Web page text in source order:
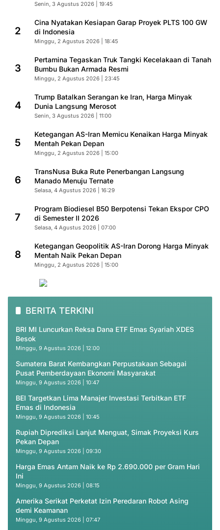
Senin, 3 Agustus 2026 | 19:45
2
Cina Nyatakan Kesiapan Garap Proyek PLTS 100 GW
di Indonesia
Minggu, 2 Agustus 2026 | 18:45
3
Pertamina Tegaskan Truk Tangki Kecelakaan di Tanah
Bumbu Bukan Armada Resmi
Minggu, 2 Agustus 2026 | 23:45
4
Trump Batalkan Serangan ke Iran, Harga Minyak
Dunia Langsung Merosot
Senin, 3 Agustus 2026 | 11:00
5
Ketegangan AS-Iran Memicu Kenaikan Harga Minyak
Mentah Pekan Depan
Minggu, 2 Agustus 2026 | 15:00
6
TransNusa Buka Rute Penerbangan Langsung
Manado Menuju Ternate
Selasa, 4 Agustus 2026 | 16:29
7
Program Biodiesel B50 Berpotensi Tekan Ekspor CPO
di Semester II 2026
Selasa, 4 Agustus 2026 | 07:00
8
Ketegangan Geopolitik AS-Iran Dorong Harga Minyak
Mentah Naik Pekan Depan
Minggu, 2 Agustus 2026 | 15:00
BERITA TERKINI
BRI MI Luncurkan Reksa Dana ETF Emas Syariah XDES
Besok
Minggu, 9 Agustus 2026 | 12:00
Sumatera Barat Kembangkan Perpustakaan Sebagai
Pusat Pemberdayaan Ekonomi Masyarakat
Minggu, 9 Agustus 2026 | 10:47
BEI Targetkan Lima Manajer Investasi Terbitkan ETF
Emas di Indonesia
Minggu, 9 Agustus 2026 | 10:45
Rupiah Diprediksi Lanjut Menguat, Simak Proyeksi Kurs
Pekan Depan
Minggu, 9 Agustus 2026 | 09:30
Harga Emas Antam Naik ke Rp 2.690.000 per Gram Hari
Ini
Minggu, 9 Agustus 2026 | 08:15
Amerika Serikat Perketat Izin Peredaran Robot Asing
demi Keamanan
Minggu, 9 Agustus 2026 | 07:47